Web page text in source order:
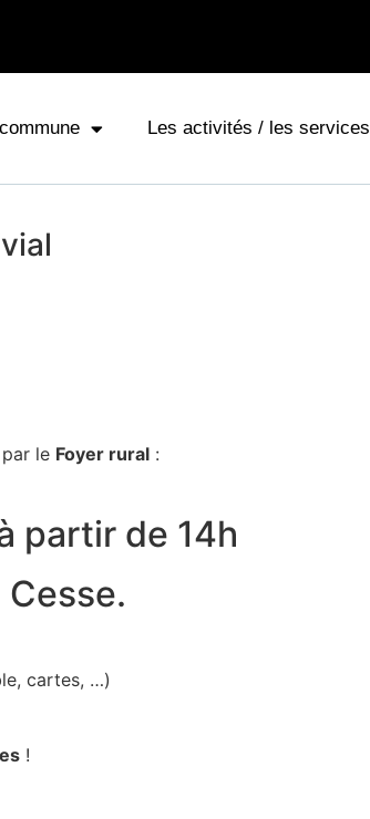
Les activités / les services
le Foyer rural:
partir de 14h
Cesse.
cartes, …)
!